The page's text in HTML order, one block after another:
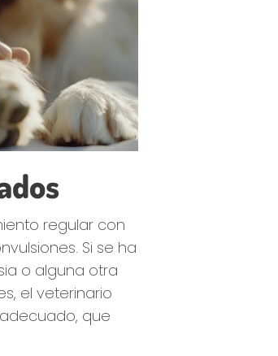
regular con
Si se ha
o alguna otra
el veterinario
que